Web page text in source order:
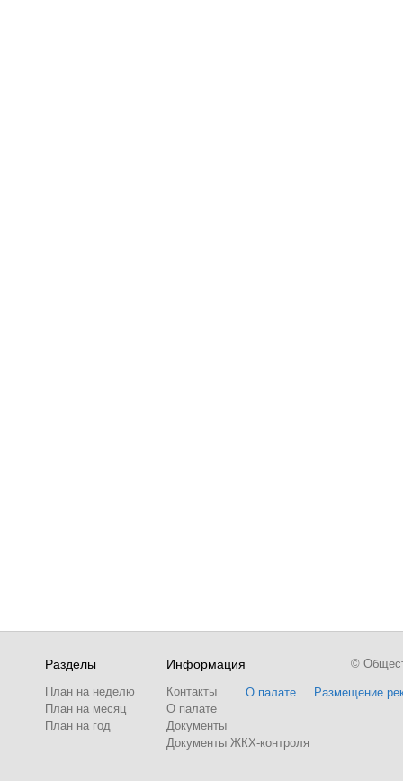
Разделы
План на неделю
План на месяц
План на год
Информация
Контакты
О палате
Документы
Документы ЖКХ-контроля
О палате Размещение
©